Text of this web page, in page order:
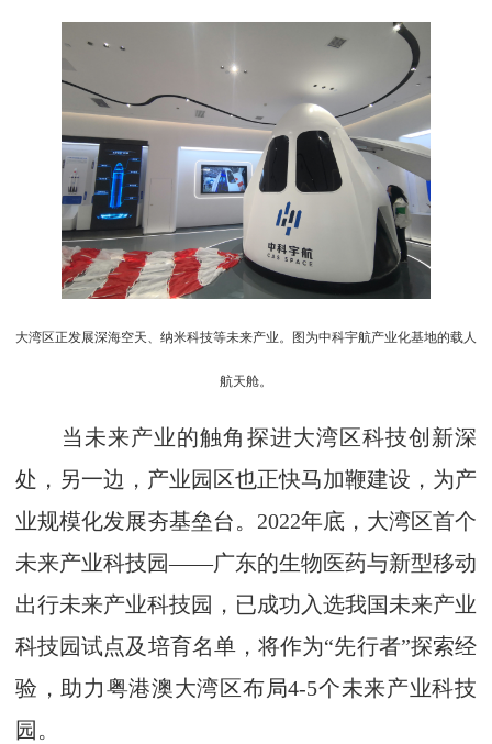
大湾区正发展深海空天、纳米科技等未来产业。图为中科宇航产业化基地的载人
航天舱。
当未来产业的触角探进大湾区科技创新深
处，另一边，产业园区也正快马加鞭建设，为产
业规模化发展夯基垒台。2022年底，大湾区首个
未来产业科技园——广东的生物医药与新型移动
出行未来产业科技园，已成功入选我国未来产业
科技园试点及培育名单，将作为“先行者”探索经
验，助力粤港澳大湾区布局4-5个未来产业科技
园。